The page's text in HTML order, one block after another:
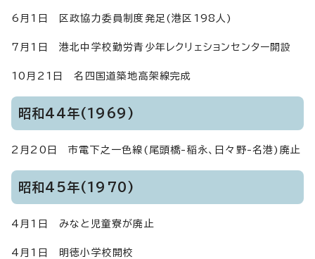
6月1日 区政協力委員制度発足(港区198人)
7月1日 港北中学校勤労青少年レクリェションセンター開設
10月21日 名四国道築地高架線完成
昭和44年(1969)
2月20日 市電下之一色線(尾頭橋-稲永、日々野-名港)廃止
昭和45年(1970)
4月1日 みなと児童寮が廃止
4月1日 明徳小学校開校